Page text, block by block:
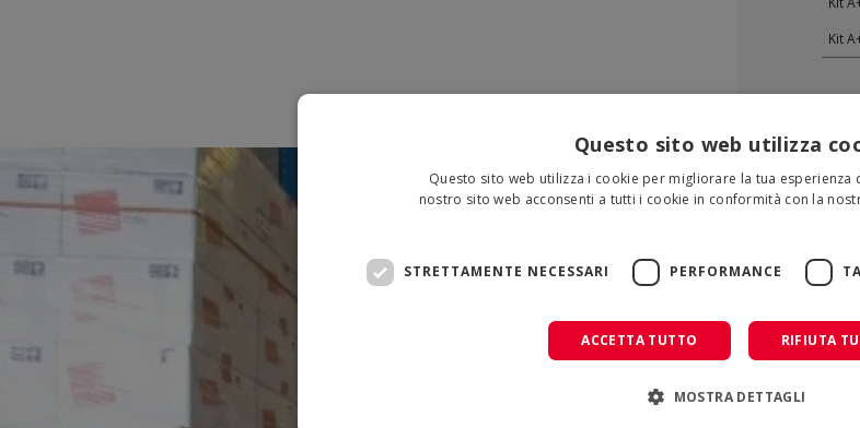
Kit
Questo sito web utilizza
Questo sito web utilizza i cookie per migliorare la tua esperienza
nostro sito web acconsenti a tutti i cookie in conformità con la
STRETTAMENTE NECESSARI PERFORMANCE
ACCETTA TUTTO RIFIUTA
MOSTRA DETTAGLI